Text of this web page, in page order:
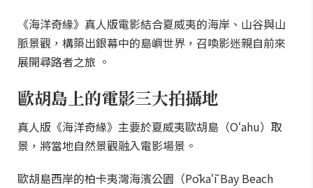
《海洋奇緣》真人版電影結合夏威夷的海岸、山谷與山
脈景觀，構築出銀幕中的島嶼世界，召喚影迷親自前來
展開尋路者之旅 。
歐胡島上的電影三大拍攝地
真人版《海洋奇緣》主要於夏威夷歐胡島（Oʻahu）取
景，將當地自然景觀融入電影場景。
歐胡島西岸的柏卡夷灣海濱公園（Pōkaʻī Bay Beach